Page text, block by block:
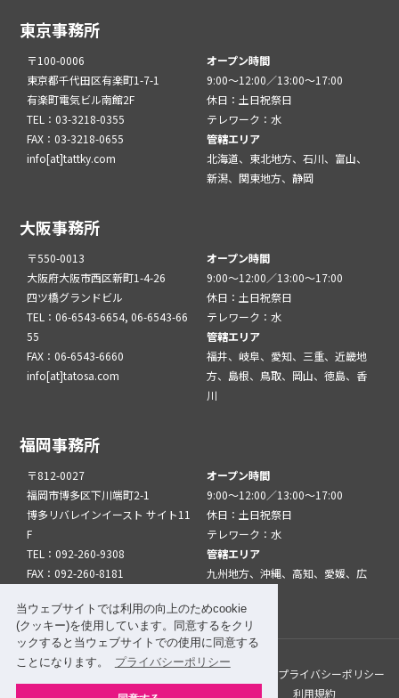
当ウェブサイトでは利用の向上のためcookie
(クッキー)を使用しています。同意するをクリ
ックすると当ウェブサイトでの使用に同意する
ことになります。
プライバシーポリシー
東京事務所
〒100-0006
東京都千代田区有楽町1-7-1
有楽町電気ビル南館2F
TEL：03-3218-0355
FAX：03-3218-0655
info[at]tattky.com
オープン時間
9:00～12:00／13:00～17:00
休日：土日祝祭日
テレワーク：水
管轄エリア
北海道、東北地方、石川、富山、
新潟、関東地方、静岡
大阪事務所
〒550-0013
大阪府大阪市西区新町1-4-26
四ツ橋グランドビル
TEL：06-6543-6654, 06-6543-66
55
FAX：06-6543-6660
info[at]tatosa.com
オープン時間
9:00～12:00／13:00～17:00
休日：土日祝祭日
テレワーク：水
管轄エリア
福井、岐阜、愛知、三重、近畿地
方、島根、鳥取、岡山、徳島、香
川
福岡事務所
〒812-0027
福岡市博多区下川端町2-1
博多リバレインイースト サイト11
F
TEL：092-260-9308
FAX：092-260-8181
オープン時間
9:00～12:00／13:00～17:00
休日：土日祝祭日
テレワーク：水
管轄エリア
九州地方、沖縄、高知、愛媛、広
このサイトについて
プライバシーポリシー
サイトマップ
関係機関・団体について 利用規約